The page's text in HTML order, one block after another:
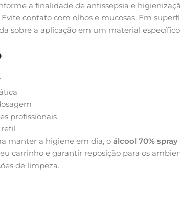
a finalidade de antissepsia e
contato com olhos e mucosas. Em
sobre a aplicação em um material
profissionais
manter a higiene em dia, o álcool 70%
carrinho e garantir reposição para os
de limpeza.